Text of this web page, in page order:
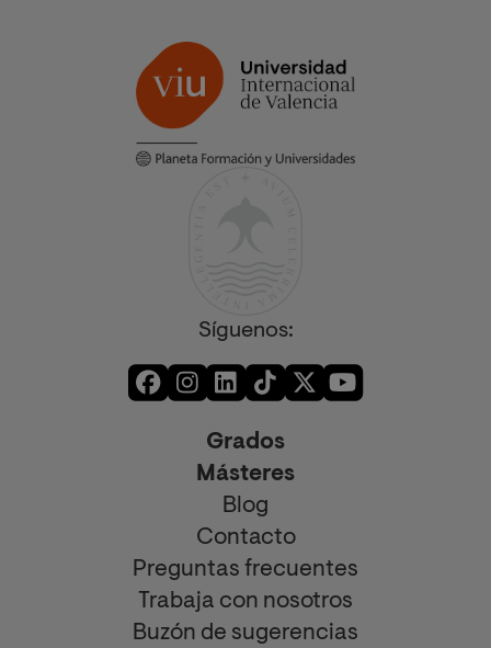
Síguenos:
Grados
Másteres
Blog
Contacto
Preguntas frecuentes
Trabaja con nosotros
Buzón de sugerencias